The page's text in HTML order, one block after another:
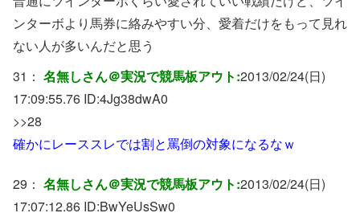
ンターボより馬券に絡みやすい分、愛着だけをもって見れ
ない人が多いんだと思う
31： 名無しさん＠実況で競馬板アウト:2013/02/24(日)
17:09:55.76 ID:4Jg38dwA0
>>28
確かにレーススレでは割と罵倒の対象になるなｗ
29： 名無しさん＠実況で競馬板アウト:2013/02/24(日)
17:07:12.86 ID:BwYeUsSw0